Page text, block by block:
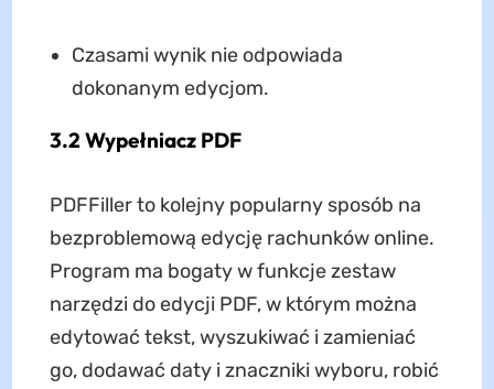
Czasami wynik nie odpowiada
dokonanym edycjom.
3.2 Wypełniacz PDF
PDFFiller to kolejny popularny sposób na
bezproblemową edycję rachunków online.
Program ma bogaty w funkcje zestaw
narzędzi do edycji PDF, w którym można
edytować tekst, wyszukiwać i zamieniać
go, dodawać daty i znaczniki wyboru, robić